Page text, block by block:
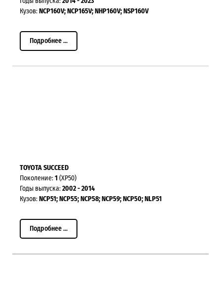
Кузов:NCP160V; NCP165V; NHP160V; NSP160V
Подробнее ...
TOYOTA SUCCEED
Поколение:1 (XP50)
Годы выпуска:2002 - 2014
Кузов:NCP51; NCP55; NCP58; NCP59; NCP50; NLP51
Подробнее ...